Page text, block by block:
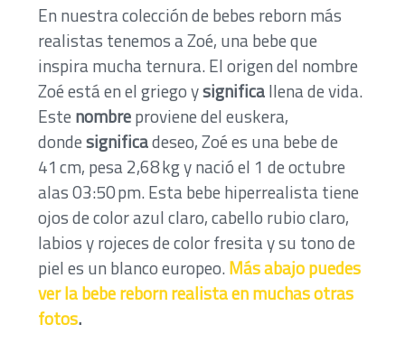
En nuestra colección de bebes reborn más
realistas tenemos a Zoé, una bebe que
inspira mucha ternura. El origen del nombre
Zoé está en el griego ysignificallena de vida.
Estenombreproviene del euskera,
dondesignificadeseo, Zoé es una bebe de
41 cm, pesa 2,68 kg y nació el 1 de octubre
alas 03:50 pm. Esta bebe hiperrealista tiene
ojos de color azul claro, cabello rubio claro,
labios y rojeces de color fresita y su tono de
piel es un blanco europeo.Más abajo puedes
ver la bebe reborn realista en muchas otras
fotos.